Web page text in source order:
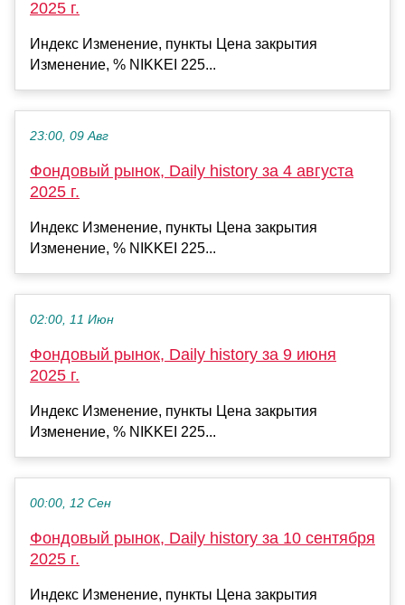
2025 г.
Индекс Изменение, пункты Цена закрытия
Изменение, % NIKKEI 225...
23:00, 09 Авг
Фондовый рынок, Daily history за 4 августа
2025 г.
Индекс Изменение, пункты Цена закрытия
Изменение, % NIKKEI 225...
02:00, 11 Июн
Фондовый рынок, Daily history за 9 июня
2025 г.
Индекс Изменение, пункты Цена закрытия
Изменение, % NIKKEI 225...
00:00, 12 Сен
Фондовый рынок, Daily history за 10 сентября
2025 г.
Индекс Изменение, пункты Цена закрытия